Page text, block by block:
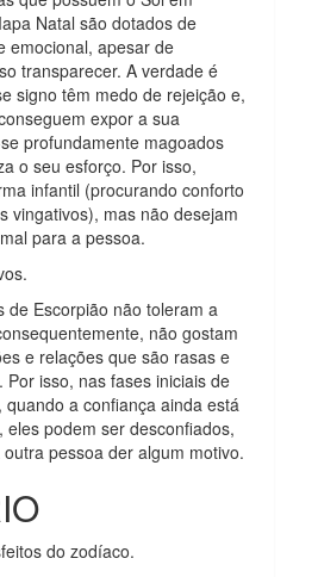
Natal são dotados de
emocional, apesar de
transparecer. A verdade é
signo têm medo de rejeição e,
expor a sua
profundamente magoados
o seu esforço. Por isso,
infantil (procurando conforto
vingativos), mas não desejam
para a pessoa.
de Escorpião não toleram a
não gostam
e relações que são rasas e
isso, nas fases iniciais de
a confiança ainda está
eles podem ser desconfiados,
pessoa der algum motivo.
do zodíaco.